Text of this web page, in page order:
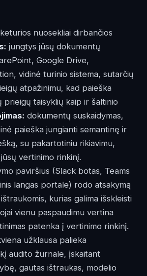
nuosekliai dirbančios
jungtys jūsų dokumentų
Google Drive,
vidinė turinio sistema, sutarčių
atpažinimu, kad paieška
prieigų taisyklių kaip ir šaltinio
dokumentų suskaidymas,
paieška jungianti semantinę ir
su pakartotiniu rikiavimu,
vertinimo rinkinį.
paviršius (Slack botas, Teams
langas portale) rodo atsakymą
kurias galima išskleisti
vienu paspaudimu vertina
patenka į vertinimo rinkinį.
užklausa palieka
audito žurnale, įskaitant
gautas ištraukas, modelio